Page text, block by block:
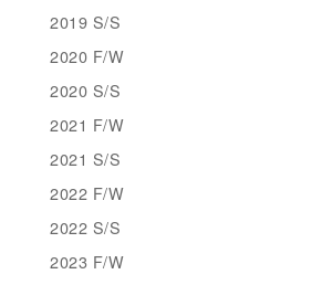
2019 S/S
2020 F/W
2020 S/S
2021 F/W
2021 S/S
2022 F/W
2022 S/S
2023 F/W